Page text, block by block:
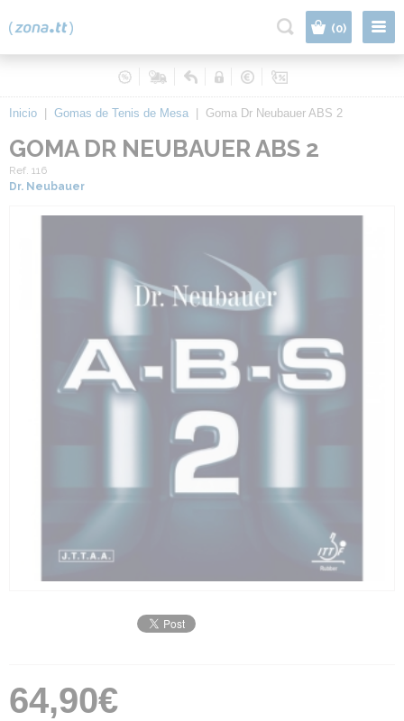
(0)
Inicio Gomas de Tenis de Mesa Goma Dr Neubauer ABS 2
GOMA DR NEUBAUER ABS 2
Ref. 116
Dr. Neubauer
64,90€